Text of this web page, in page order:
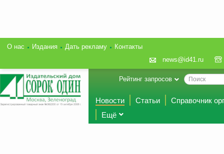
О нас Издания Дать рекламу
Контакты
news@id41.ru
Рейтинг запросов
Новости Статьи
Справочник
Ещё